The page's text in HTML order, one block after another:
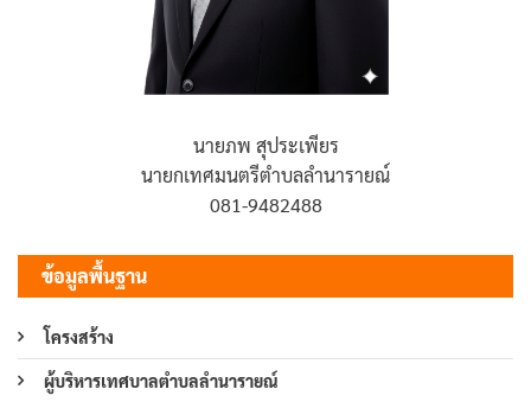
นายภพ สุประเพียร
นายกเทศมนตรีตำบลลำนารายณ์
081-9482488
ข้อมูลพื้นฐาน
โครงสร้าง
ผู้บริหารเทศบาลตำบลลำนารายณ์